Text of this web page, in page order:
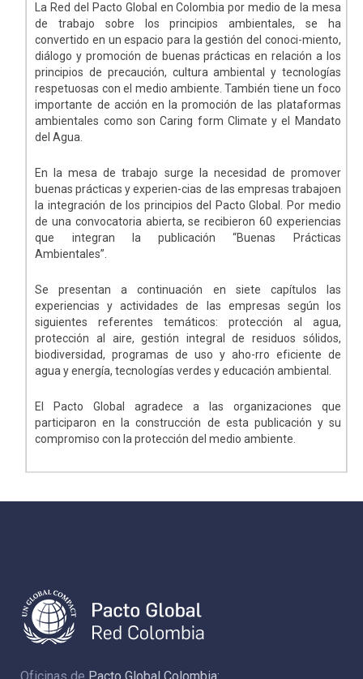
La Red del Pacto Global en Colombia por medio de la mesa
de trabajo sobre los principios ambientales, se ha
convertido en un espacio para la gestión del conoci-miento,
diálogo y promoción de buenas prácticas en relación a los
principios de precaución, cultura ambiental y tecnologías
respetuosas con el medio ambiente. También tiene un foco
importante de acción en la promoción de las plataformas
ambientales como son Caring form Climate y el Mandato
del Agua.
En la mesa de trabajo surge la necesidad de promover
buenas prácticas y experien-cias de las empresas trabajoen
la integración de los principios del Pacto Global. Por medio
de una convocatoria abierta, se recibieron 60 experiencias
que integran la publicación “Buenas Prácticas
Ambientales”.
Se presentan a continuación en siete capítulos las
experiencias y actividades de las empresas según los
siguientes referentes temáticos: protección al agua,
protección al aire, gestión integral de residuos sólidos,
biodiversidad, programas de uso y aho-rro eficiente de
agua y energía, tecnologías verdes y educación ambiental.
El Pacto Global agradece a las organizaciones que
participaron en la construcción de esta publicación y su
compromiso con la protección del medio ambiente.